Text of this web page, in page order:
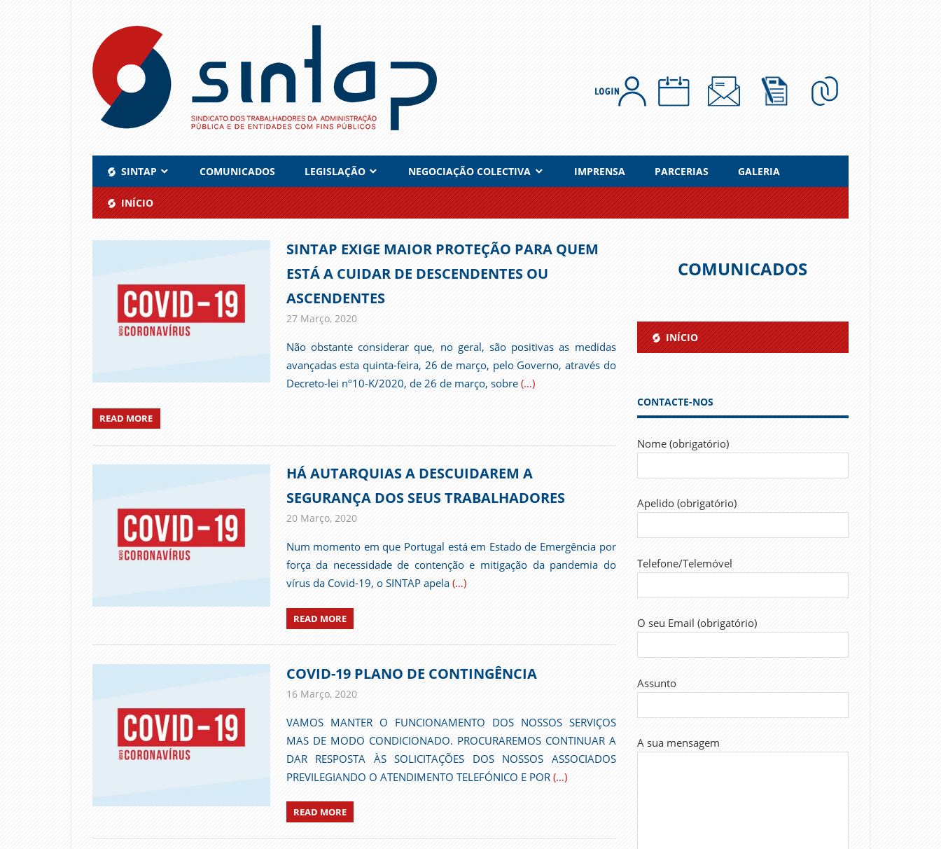
content
SINTAP COMUNICADOS LEGISLAÇÃO NEGOCIAÇÃO COLECTIVA IMPRENSA PARCERIAS GALERIA
INÍCIO
SINTAP EXIGE MAIOR PROTEÇÃO PARA QUEM
ESTÁ A CUIDAR DE DESCENDENTES OU
ASCENDENTES
27 Março, 2020admin
Comunicados
Não obstante considerar que, no geral, são positivas as medidas
avançadas esta quinta-feira, 26 de março, pelo Governo, através do
Decreto-lei nº10-K/2020, de 26 de março, sobre (…)
READ MORE
HÁ AUTARQUIAS A DESCUIDAREM A
SEGURANÇA DOS SEUS TRABALHADORES
20 Março, 2020admin
Comunicados
Num momento em que Portugal está em Estado de Emergência por
força da necessidade de contenção e mitigação da pandemia do
vírus da Covid-19, o SINTAP apela (…)
READ MORE
COVID-19 PLANO DE CONTINGÊNCIA
16 Março, 2020admin
Comunicados
VAMOS MANTER O FUNCIONAMENTO DOS NOSSOS SERVIÇOS
MAS DE MODO CONDICIONADO. PROCURAREMOS CONTINUAR A
DAR RESPOSTA ÀS SOLICITAÇÕES DOS NOSSOS ASSOCIADOS
PREVILEGIANDO O ATENDIMENTO TELEFÓNICO E POR (…)
READ MORE
COMUNICADOS
INÍCIO
CONTACTE-NOS
Nome (obrigatório)
Apelido (obrigatório)
Telefone/Telemóvel
O seu Email (obrigatório)
Assunto
A sua mensagem